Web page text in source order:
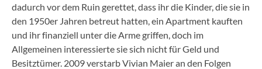
dadurch vor dem Ruin gerettet, dass ihr die Kinder, die sie in
den 1950er Jahren betreut hatten, ein Apartment kauften
und ihr finanziell unter die Arme griffen, doch im
Allgemeinen interessierte sie sich nicht für Geld und
Besitztümer. 2009 verstarb Vivian Maier an den Folgen